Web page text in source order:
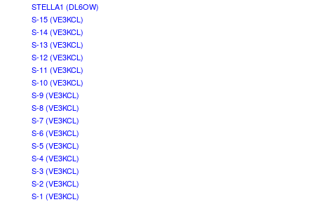
STELLA1 (DL6OW)
S-15 (VE3KCL)
S-14 (VE3KCL)
S-13 (VE3KCL)
S-12 (VE3KCL)
S-11 (VE3KCL)
S-10 (VE3KCL)
S-9 (VE3KCL)
S-8 (VE3KCL)
S-7 (VE3KCL)
S-6 (VE3KCL)
S-5 (VE3KCL)
S-4 (VE3KCL)
S-3 (VE3KCL)
S-2 (VE3KCL)
S-1 (VE3KCL)